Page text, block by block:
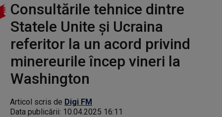
Consultările tehnice dintre
Statele Unite și Ucraina
referitor la un acord privind
minereurile încep vineri la
Washington
Articol scris de Digi FM
Data publicării: 10.04.2025 16:11